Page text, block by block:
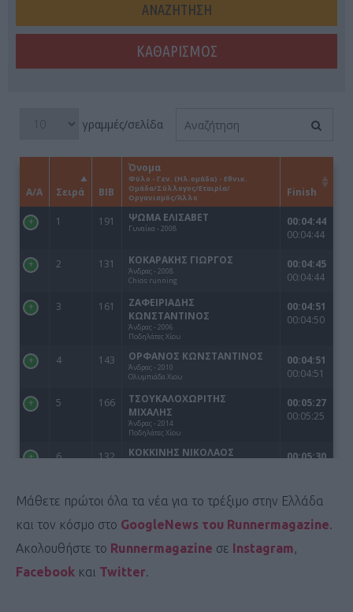
Μάθετε πρώτοι όλα τα νέα για το τρέξιμο στην Ελλάδα
και τον κόσμο στο GoogleNews του Runnermagazine.
Ακολουθήστε το Runnermagazine σε Instagram,
Facebook και Twitter.